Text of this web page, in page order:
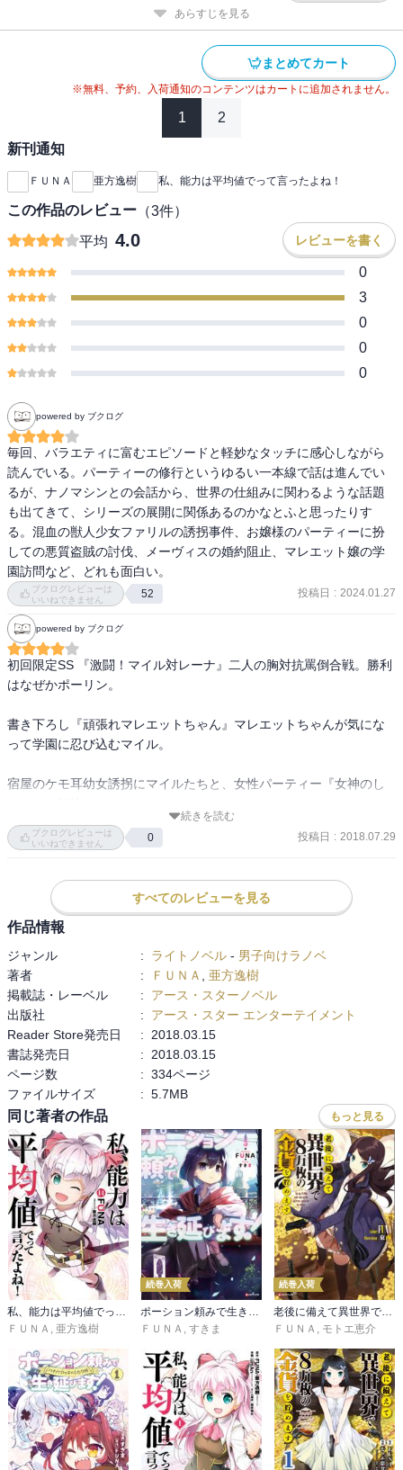
あらすじを見る
まとめてカート
※無料、予約、入荷通知のコンテンツはカートに追加されません。
1 2
新刊通知
ＦＵＮＡ 亜方逸樹 私、能力は平均値でって言ったよね！
この作品のレビュー （3件）
平均 4.0 レビューを書く
0
3
0
0
0
powered by ブクログ
毎回、バラエティに富むエピソードと軽妙なタッチに感心しながら
読んでいる。パーティーの修行というゆるい一本線で話は進んでい
るが、ナノマシンとの会話から、世界の仕組みに関わるような話題
も出てきて、シリーズの展開に関係あるのかなとふと思ったりす
る。混血の獣人少女ファリルの誘拐事件、お嬢様のパーティーに扮
しての悪質盗賊の討伐、メーヴィスの婚約阻止、マレエット嬢の学
園訪問など、どれも面白い。
ブクログレビューは
いいねできません
52 投稿日 : 2024.01.27
powered by ブクログ
初回限定SS 『激闘！マイル対レーナ』二人の胸対抗罵倒合戦。勝利
はなぜかポーリン。
書き下ろし『頑張れマレエットちゃん』マレエットちゃんが気にな
って学園に忍び込むマイル。
宿屋のケモ耳幼女誘拐にマイルたちと、女性パーティー『女神のし
続きを読む
ブクログレビューは
いいねできません
0 投稿日 : 2018.07.29
すべてのレビューを見る
作品情報
ジャンル : ライトノベル - 男子向けラノベ
著者
: ＦＵＮＡ
亜方逸樹
掲載誌・レーベル
:
アース・スターノベル
出版社
:
アース・スター エンターテイメント
Reader Store発売日
:
2018.03.15
書誌発売日
:
2018.03.15
ページ数
: 334ページ
ファイルサイズ
: 5.7MB
同じ著者の作品 もっと見る
私、能力は平均値でって言ったよね！
ＦＵＮＡ , 亜方逸樹
続巻入荷
ポーション頼みで生き延びます！
ＦＵＮＡ , すきま
続巻入荷
老後に備えて異世界で８万枚の金貨を貯めます
ＦＵＮＡ , モトエ恵介